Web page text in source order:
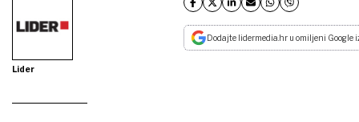
Lider
Dodajte lidermedia.hr u omiljeni Google